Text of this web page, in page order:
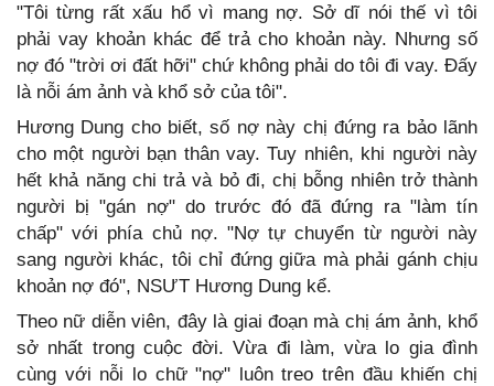
"Tôi từng rất xấu hổ vì mang nợ. Sở dĩ nói thế vì tôi
phải vay khoản khác để trả cho khoản này. Nhưng số
nợ đó "trời ơi đất hỡi" chứ không phải do tôi đi vay. Đấy
là nỗi ám ảnh và khổ sở của tôi".
Hương Dung cho biết, số nợ này chị đứng ra bảo lãnh
cho một người bạn thân vay. Tuy nhiên, khi người này
hết khả năng chi trả và bỏ đi, chị bỗng nhiên trở thành
người bị "gán nợ" do trước đó đã đứng ra "làm tín
chấp" với phía chủ nợ. "Nợ tự chuyển từ người này
sang người khác, tôi chỉ đứng giữa mà phải gánh chịu
khoản nợ đó", NSƯT Hương Dung kể.
Theo nữ diễn viên, đây là giai đoạn mà chị ám ảnh, khổ
sở nhất trong cuộc đời. Vừa đi làm, vừa lo gia đình
cùng với nỗi lo chữ "nợ" luôn treo trên đầu khiến chị